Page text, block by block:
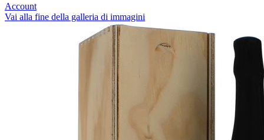
Account
Vai alla fine della galleria di immagini